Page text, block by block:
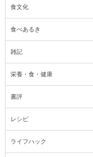
食文化
食べあるき
雑記
栄養・食・健康
書評
レシピ
ライフハック